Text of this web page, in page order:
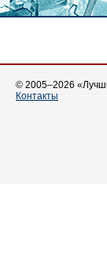
© 2005–2026
Контакты